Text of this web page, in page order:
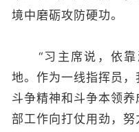
境中磨砺攻防硬功。
“习主席说，依靠
地。作为一线指挥员
斗争精神和斗争本领
部工作向打仗用劲，